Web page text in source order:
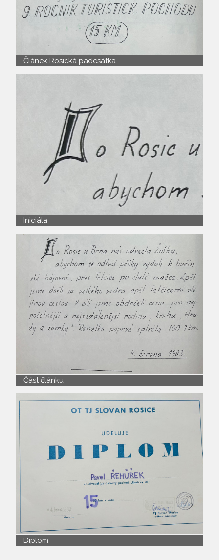
Článek Rosická padesátka
Iniciála
Část článku
Diplom